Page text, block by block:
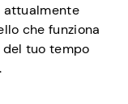
che funziona
tuo tempo